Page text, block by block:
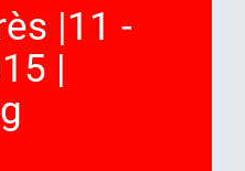
|11 -
|